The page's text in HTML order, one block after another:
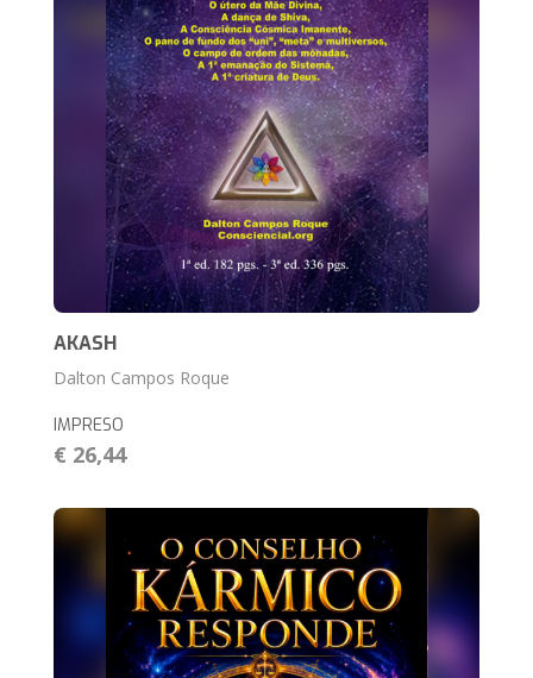
AKASH
Dalton Campos Roque
IMPRESO
€ 26,44